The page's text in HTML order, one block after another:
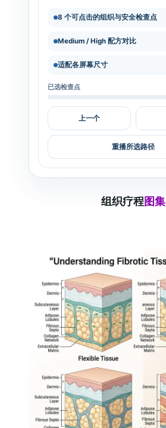
8 个可点击的组织与安全检查点
Medium / High 配方对比
适配各屏幕尺寸
已选检查点
上一个
重播所选路径
组织疗程图集